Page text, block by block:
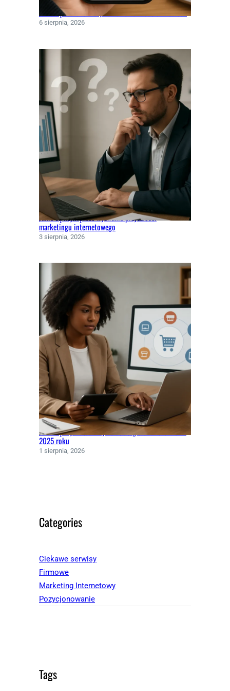
Jakie są nowe formaty reklamowe w social mediach
6 sierpnia, 2026
Jakie są największe wyzwania przyszłości
marketingu internetowego
3 sierpnia, 2026
Jakie są najskuteczniejsze strategie omnichannel w
2025 roku
1 sierpnia, 2026
Categories
Ciekawe serwisy
Firmowe
Marketing Internetowy
Pozycjonowanie
Tags